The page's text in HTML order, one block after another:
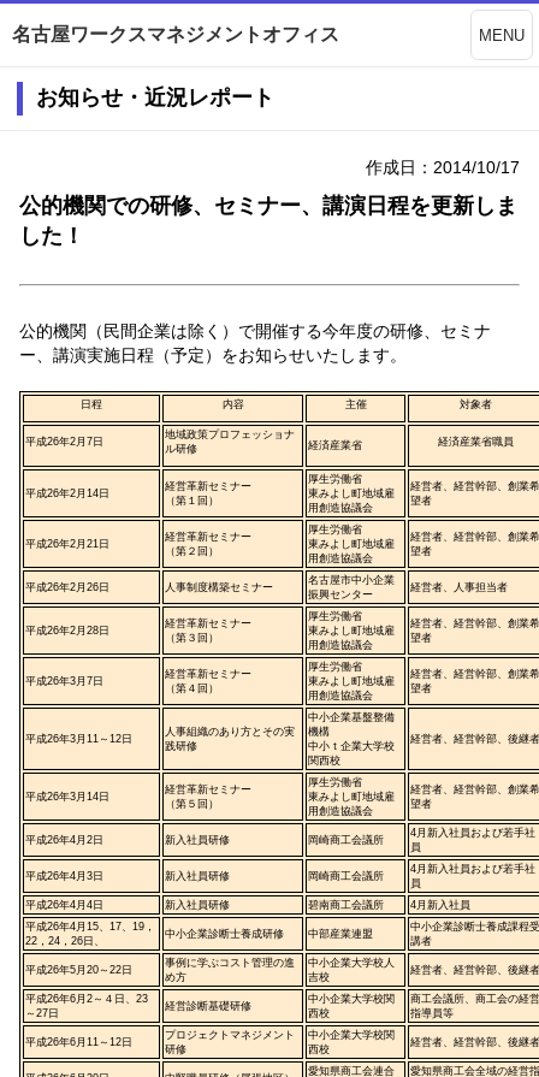
名古屋ワークスマネジメントオフィス MENU
お知らせ・近況レポート
作成日：2014/10/17
公的機関での研修、セミナー、講演日程を更新しま
した！
公的機関（民間企業は除く）で開催する今年度の研修、セミナ
ー、講演実施日程（予定）をお知らせいたします。
日程 内容 主催 対象者
平成26年2月7日
地域政策プロフェッショナ
ル研修
経済産業省 経済産業省職員
平成26年2月14日
経営革新セミナー
（第１回）
厚生労働省
東みよし町地域雇
用創造協議会
経営者、経営幹部、創業希
望者
平成26年2月21日
経営革新セミナー
（第２回）
厚生労働省
東みよし町地域雇
用創造協議会
経営者、経営幹部、創業希
望者
平成26年2月26日 人事制度構築セミナー
名古屋市中小企業
振興センター
経営者、人事担当者
平成26年2月28日
経営革新セミナー
（第３回）
厚生労働省
東みよし町地域雇
用創造協議会
経営者、経営幹部、創業希
望者
平成26年3月7日
経営革新セミナー
（第４回）
厚生労働省
東みよし町地域雇
用創造協議会
経営者、経営幹部、創業希
望者
平成26年3月11～12日
人事組織のあり方とその実
践研修
中小企業基盤整備
機構
中小ｔ企業大学校
関西校
経営者、経営幹部、後継者
平成26年3月14日
経営革新セミナー
（第５回）
厚生労働省
東みよし町地域雇
用創造協議会
経営者、経営幹部、創業希
望者
平成26年4月2日 新入社員研修 岡崎商工会議所
4月新入社員および若手社
員
平成26年4月3日 新入社員研修 岡崎商工会議所
4月新入社員および若手社
員
平成26年4月4日
新入社員研修 碧南商工会議所
4月新入社員
平成26年4月15、17、19，
22，24，26日、
中小企業診断士養成研修 中部産業連盟
中小企業診断士養成課程受
講者
平成26年5月20～22日
事例に学ぶコスト管理の進
め方
中小企業大学校人
吉校
経営者、経営幹部、後継者
平成26年6月2～４日、23
～27日
経営診断基礎研修
中小企業大学校関
西校
商工会議所、商工会の経営
指導員等
平成26年6月11～12日
プロジェクトマネジメント
研修
中小企業大学校関
西校
経営者、経営幹部、後継者
愛知県商工会連合
愛知県商工会全域の経営指